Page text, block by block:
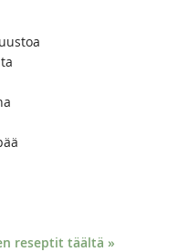
reseptit täältä »